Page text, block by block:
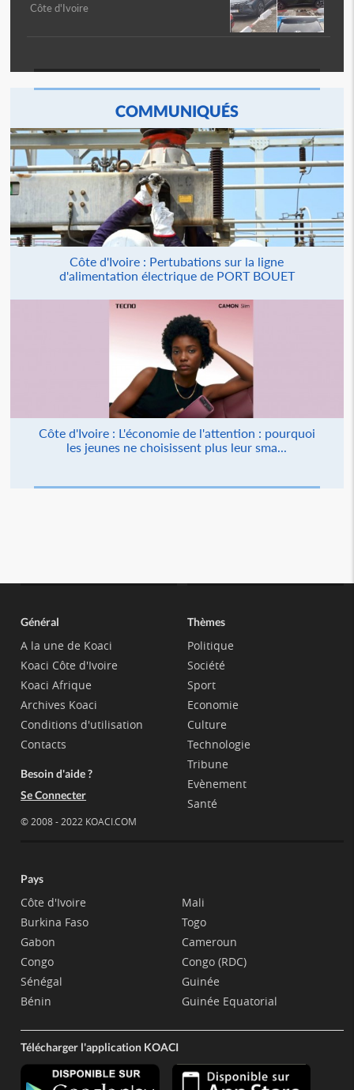
Côte d'Ivoire
COMMUNIQUÉS
Côte d'Ivoire : Pertubations sur la ligne
d'alimentation électrique de PORT BOUET
Côte d'Ivoire : L'économie de l'attention : pourquoi
les jeunes ne choisissent plus leur sma...
Général
A la une de Koaci
Koaci Côte d'Ivoire
Koaci Afrique
Archives Koaci
Conditions d'utilisation
Contacts
Besoin d'aide ?
Se Connecter
© 2008 - 2022 KOACI.COM
Thèmes
Politique
Société
Sport
Economie
Culture
Technologie
Tribune
Evènement
Santé
Pays
Côte d'Ivoire
Burkina Faso
Gabon
Congo
Sénégal
Bénin
Mali
Togo
Cameroun
Congo (RDC)
Guinée
Guinée Equatorial
Télécharger l'application KOACI